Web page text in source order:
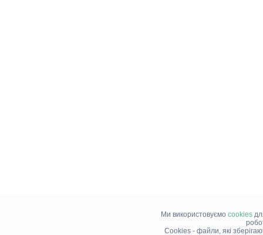
Ми використовуємо cookies
Cookies - файли, які